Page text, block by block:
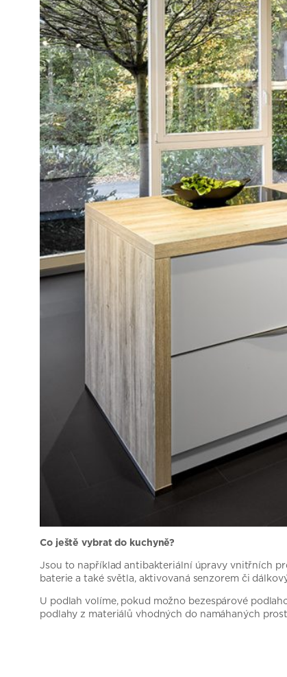
Co ještě vybrat do kuchyně?
Jsou to například antibakteriální úpravy vnitřních
baterie a také světla, aktivovaná senzorem či
U podlah volíme, pokud možno bezespárové
podlahy z materiálů vhodných do namáhaných